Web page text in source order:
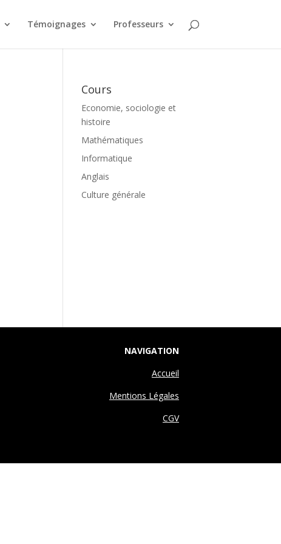
Témoignages Professeurs
Cours
Economie, sociologie et
histoire
Mathématiques
Informatique
Anglais
Culture générale
NAVIGATION
Accueil
Mentions Légales
CGV